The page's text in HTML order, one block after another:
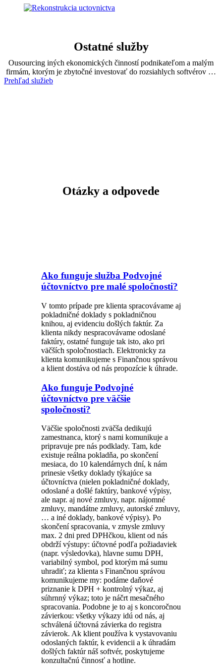
Ostatné služby
Ousourcing iných ekonomických činností podnikateľom a malým
firmám, ktorým je zbytočné investovať do rozsiahlych softvérov …
Prehľad služieb
Otázky a odpovede
Ako funguje služba Podvojné
účtovníctvo pre malé spoločnosti?
V tomto prípade pre klienta spracovávame aj
pokladničné doklady s pokladničnou
knihou, aj evidenciu došlých faktúr. Za
klienta nikdy nespracovávame odoslané
faktúry, ostatné funguje tak isto, ako pri
väčších spoločnostiach. Elektronicky za
klienta komunikujeme s Finančnou správou
a klient dostáva od nás propozície k úhrade.
Ako funguje Podvojné
účtovníctvo pre väčšie
spoločnosti?
Väčšie spoločnosti zväčša dedikujú
zamestnanca, ktorý s nami komunikuje a
pripravuje pre nás podklady. Tam, kde
existuje reálna pokladňa, po skončení
mesiaca, do 10 kalendárnych dní, k nám
prinesie všetky doklady týkajúce sa
účtovníctva (nielen pokladničné doklady,
odoslané a došlé faktúry, bankové výpisy,
ale napr. aj nové zmluvy, napr. nájomné
zmluvy, mandátne zmluvy, autorské zmluvy,
… a iné doklady, bankové výpisy). Po
skončení spracovania, v zmysle zmluvy
max. 2 dni pred DPHčkou, klient od nás
obdrží výstupy: účtovné podľa požiadaviek
(napr. výsledovka), hlavne sumu DPH,
variabilný symbol, pod ktorým má sumu
uhradiť; za klienta s Finančnou správou
komunikujeme my: podáme daňové
priznanie k DPH + kontrolný výkaz, aj
súhrnný výkaz; toto je náčrt mesačného
spracovania. Podobne je to aj s koncoročnou
závierkou: všetky výkazy idú od nás, aj
schválená účtovná závierka do registra
závierok. Ak klient používa k vystavovaniu
odoslaných faktúr, k evidencii a k úhradám
došlých faktúr náš softvér, poskytujeme
konzultačnú činnosť a hotline.